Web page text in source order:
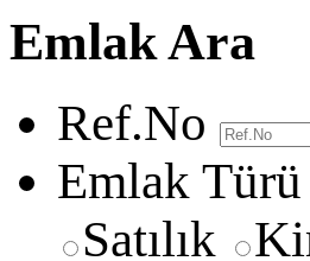
Emlak Ara
Ref.No
Emlak Türü
Satılık